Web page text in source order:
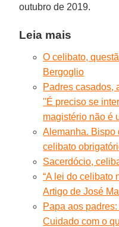
outubro de 2019.
Leia mais
O celibato,
Bergoglio
Padres casados,
''É preciso se
magistério não é
Alemanha. Bispo
celibato
Sacerdócio,
“A lei do celibato
Artigo de José
Papa aos
Cuidado com o